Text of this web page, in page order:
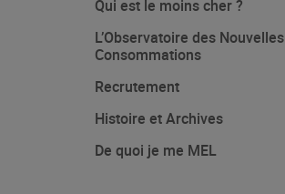
Qui est le moins cher ?
L’Observatoire des Nouvelles
Consommations
Recrutement
Histoire et Archives
De quoi je me MEL